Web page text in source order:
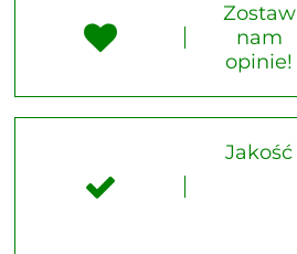
Zostaw
nam
opinie!
Jakość